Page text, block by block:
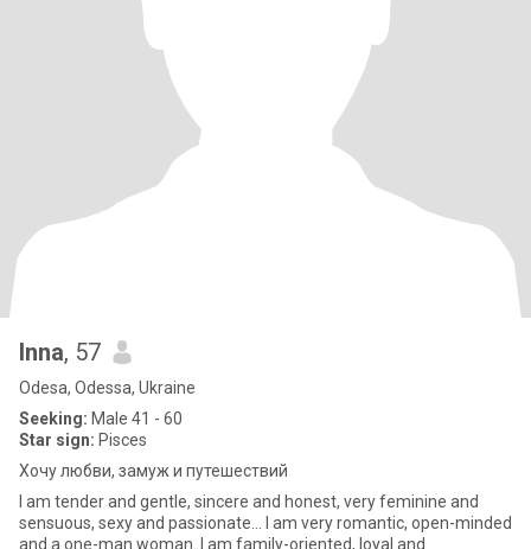
Inna, 57
Odesa, Odessa, Ukraine
Seeking: Male 41 - 60
Star sign: Pisces
Хочу любви, замуж и путешествий
I am tender and gentle, sincere and honest, very feminine and
sensuous, sexy and passionate... I am very romantic, open-minded
and a one-man woman. I am family-oriented, loyal and